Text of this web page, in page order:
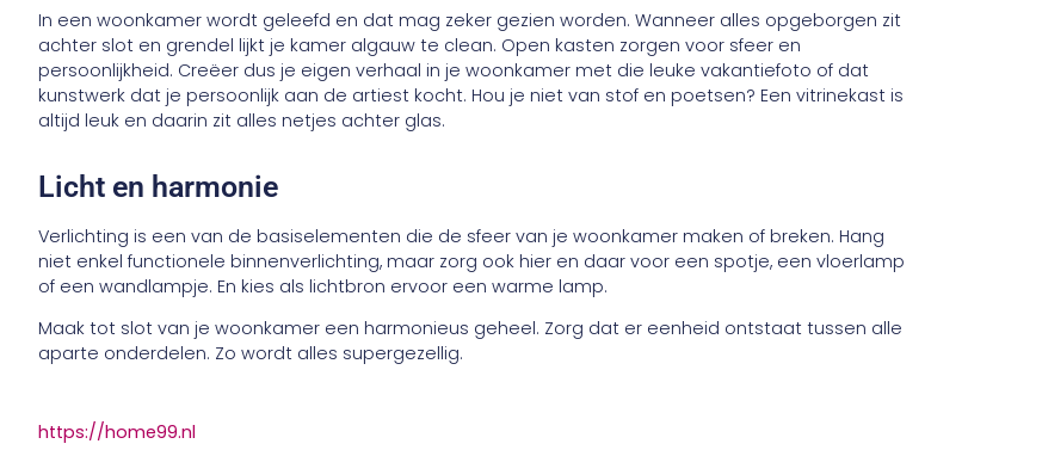
In een woonkamer wordt geleefd en dat mag zeker gezien worden. Wanneer alles opgeborgen zit
achter slot en grendel lijkt je kamer algauw te clean. Open kasten zorgen voor sfeer en
persoonlijkheid. Creëer dus je eigen verhaal in je woonkamer met die leuke vakantiefoto of dat
kunstwerk dat je persoonlijk aan de artiest kocht. Hou je niet van stof en poetsen? Een vitrinekast is
altijd leuk en daarin zit alles netjes achter glas.
Licht en harmonie
Verlichting is een van de basiselementen die de sfeer van je woonkamer maken of breken. Hang
niet enkel functionele binnenverlichting, maar zorg ook hier en daar voor een spotje, een vloerlamp
of een wandlampje. En kies als lichtbron ervoor een warme lamp.
Maak tot slot van je woonkamer een harmonieus geheel. Zorg dat er eenheid ontstaat tussen alle
aparte onderdelen. Zo wordt alles supergezellig.
https://home99.nl